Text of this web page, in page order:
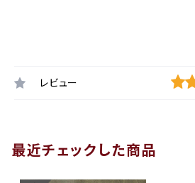
レビュー
最近チェックした商品